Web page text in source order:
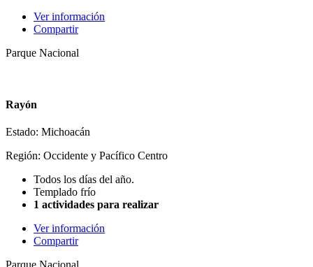
Ver información
Compartir
Parque Nacional
Rayón
Estado: Michoacán
Región: Occidente y Pacífico Centro
Todos los días del año.
Templado frío
1 actividades para realizar
Ver información
Compartir
Parque Nacional